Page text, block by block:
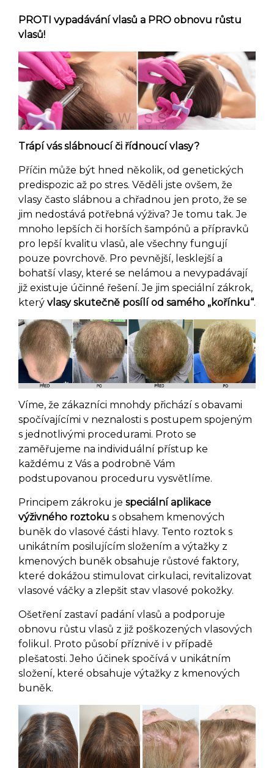
PROTI vypadávání vlasů a PRO obnovu růstu
vlasů!
Trápí vás slábnoucí či řídnoucí vlasy?
Příčin může být hned několik, od genetických
predispozic až po stres. Věděli jste ovšem, že
vlasy často slábnou a chřadnou jen proto, že se
jim nedostává potřebná výživa? Je tomu tak. Je
mnoho lepších či horších šampónů a přípravků
pro lepší kvalitu vlasů, ale všechny fungují
pouze povrchově. Pro pevnější, lesklejší a
bohatší vlasy, které se nelámou a nevypadávají
již existuje účinné řešení. Je jim speciální zákrok,
který vlasy skutečně posílí od samého „kořínku“.
Víme, že zákazníci mnohdy přichází s obavami
spočívajícími v neznalosti s postupem spojeným
s jednotlivými procedurami. Proto se
zaměřujeme na individuální přístup ke
každému z Vás a podrobně Vám
podstupovanou proceduru vysvětlíme.
Principem zákroku je speciální aplikace
výživného roztoku s obsahem kmenových
buněk do vlasové části hlavy. Tento roztok s
unikátním posilujícím složením a výtažky z
kmenových buněk obsahuje růstové faktory,
které dokážou stimulovat cirkulaci, revitalizovat
vlasové váčky a zlepšit stav vlasové pokožky.
Ošetření zastaví padání vlasů a podporuje
obnovu růstu vlasů z již poškozených vlasových
folikul. Proto působí příznivě i v případě
plešatosti. Jeho účinek spočívá v unikátním
složení, které obsahuje výtažky z kmenových
buněk.